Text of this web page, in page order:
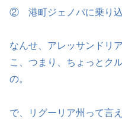
② 港町ジェノバに乗り
なんせ、アレッサンドリ
こ、つまり、ちょっとク
の。
で、リグーリア州って言